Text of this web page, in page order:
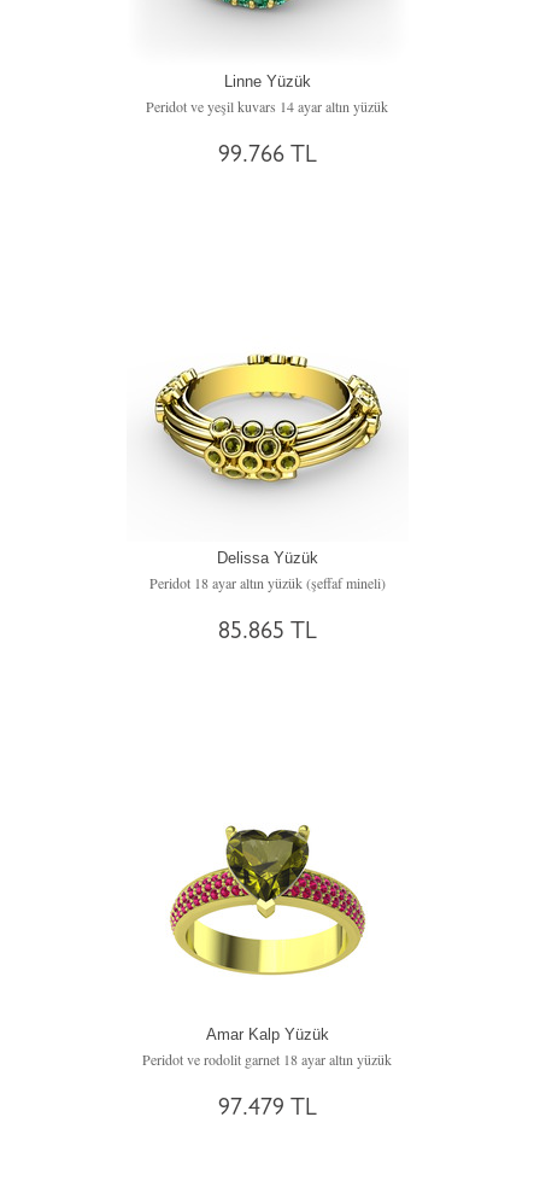
Linne Yüzük
Peridot ve yeşil kuvars 14 ayar altın yüzük
99.766 TL
Delissa Yüzük
Peridot 18 ayar altın yüzük (şeffaf mineli)
85.865 TL
Amar Kalp Yüzük
Peridot ve rodolit garnet 18 ayar altın yüzük
97.479 TL